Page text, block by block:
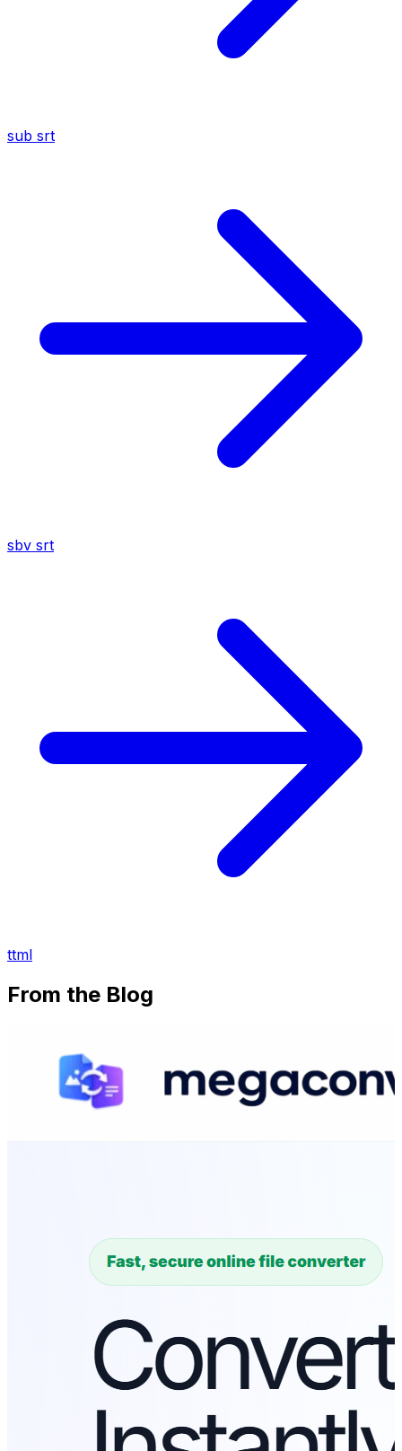
sub srt
sbv srt
ttml
From the Blog